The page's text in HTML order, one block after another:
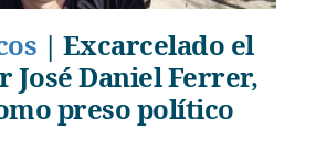
| Excarcelado el
Daniel Ferrer,
preso político